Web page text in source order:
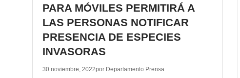
PARA MÓVILES PERMITIRÁ A
LAS PERSONAS NOTIFICAR
PRESENCIA DE ESPECIES
INVASORAS
30 noviembre, 2022por Departamento Prensa